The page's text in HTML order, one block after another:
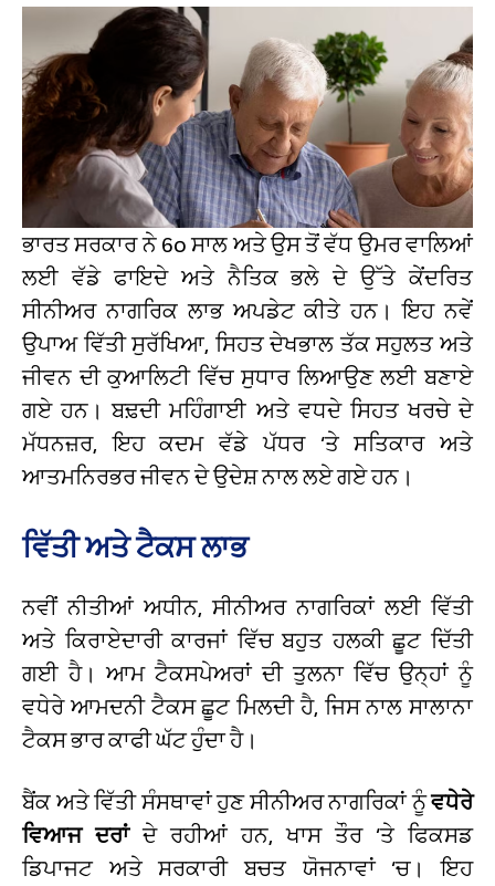
ਭਾਰਤ ਸਰਕਾਰ ਨੇ 60 ਸਾਲ ਅਤੇ ਉਸ ਤੋਂ ਵੱਧ ਉਮਰ ਵਾਲਿਆਂ
ਲਈ ਵੱਡੇ ਫਾਇਦੇ ਅਤੇ ਨੈਤਿਕ ਭਲੇ ਦੇ ਉੱਤੇ ਕੇਂਦਰਿਤ
ਸੀਨੀਅਰ ਨਾਗਰਿਕ ਲਾਭ ਅਪਡੇਟ ਕੀਤੇ ਹਨ। ਇਹ ਨਵੇਂ
ਉਪਾਅ ਵਿੱਤੀ ਸੁਰੱਖਿਆ, ਸਿਹਤ ਦੇਖਭਾਲ ਤੱਕ ਸਹੁਲਤ ਅਤੇ
ਜੀਵਨ ਦੀ ਕੁਆਲਿਟੀ ਵਿੱਚ ਸੁਧਾਰ ਲਿਆਉਣ ਲਈ ਬਣਾਏ
ਗਏ ਹਨ। ਬਢ਼ਦੀ ਮਹਿੰਗਾਈ ਅਤੇ ਵਧਦੇ ਸਿਹਤ ਖਰਚੇ ਦੇ
ਮੱਧਨਜ਼ਰ, ਇਹ ਕਦਮ ਵੱਡੇ ਪੱਧਰ ‘ਤੇ ਸਤਿਕਾਰ ਅਤੇ
ਆਤਮਨਿਰਭਰ ਜੀਵਨ ਦੇ ਉਦੇਸ਼ ਨਾਲ ਲਏ ਗਏ ਹਨ।
ਵਿੱਤੀ ਅਤੇ ਟੈਕਸ ਲਾਭ
ਨਵੀਂ ਨੀਤੀਆਂ ਅਧੀਨ, ਸੀਨੀਅਰ ਨਾਗਰਿਕਾਂ ਲਈ ਵਿੱਤੀ
ਅਤੇ ਕਿਰਾਏਦਾਰੀ ਕਾਰਜਾਂ ਵਿੱਚ ਬਹੁਤ ਹਲਕੀ ਛੂਟ ਦਿੱਤੀ
ਗਈ ਹੈ। ਆਮ ਟੈਕਸਪੇਅਰਾਂ ਦੀ ਤੁਲਨਾ ਵਿੱਚ ਉਨ੍ਹਾਂ ਨੂੰ
ਵਧੇਰੇ ਆਮਦਨੀ ਟੈਕਸ ਛੂਟ ਮਿਲਦੀ ਹੈ, ਜਿਸ ਨਾਲ ਸਾਲਾਨਾ
ਟੈਕਸ ਭਾਰ ਕਾਫੀ ਘੱਟ ਹੁੰਦਾ ਹੈ।
ਬੈਂਕ ਅਤੇ ਵਿੱਤੀ ਸੰਸਥਾਵਾਂ ਹੁਣ ਸੀਨੀਅਰ ਨਾਗਰਿਕਾਂ ਨੂੰਵਧੇਰੇ
ਵਿਆਜ ਦਰਾਂਦੇ ਰਹੀਆਂ ਹਨ, ਖਾਸ ਤੌਰ ‘ਤੇ ਫਿਕਸਡ
ਡਿਪਾਜਟ ਅਤੇ ਸਰਕਾਰੀ ਬਚਤ ਯੋਜਨਾਵਾਂ ‘ਚ। ਇਹ